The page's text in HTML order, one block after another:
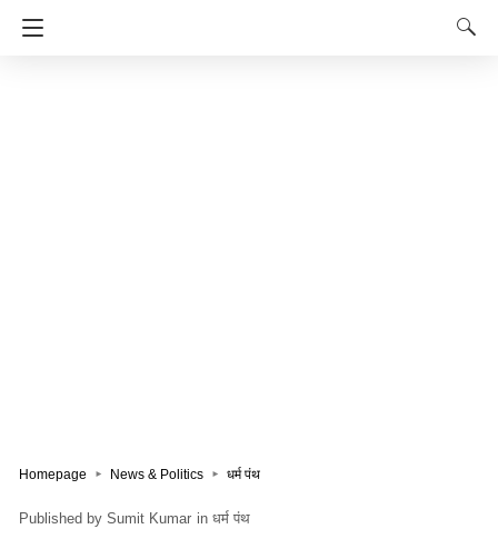
Homepage News & Politics धर्म पंथ
Sumit Kumar in धर्म पंथ